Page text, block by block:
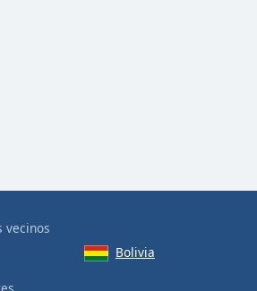
vecinos
Bolivia